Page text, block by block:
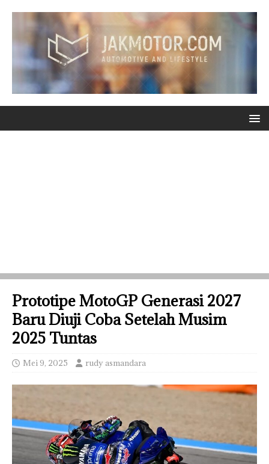
Prototipe MotoGP Generasi 2027
Baru Diuji Coba Setelah Musim
2025 Tuntas
Mei 9, 2025 rudy asmandara